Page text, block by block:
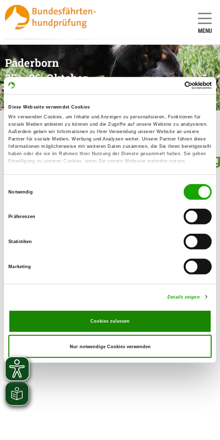
Diese Webseite verwendet Cookies
Wir verwenden Cookies, um Inhalte und Anzeigen zu personalisieren, Funktionen für
soziale Medien anbieten zu können und die Zugriffe auf unsere Website zu analysieren.
Außerdem geben wir Informationen zu Ihrer Verwendung unserer Website an unsere
Partner für soziale Medien, Werbung und Analysen weiter. Unsere Partner führen diese
Informationen möglicherweise mit weiteren Daten zusammen, die Sie ihnen bereitgestellt
haben oder die sie im Rahmen Ihrer Nutzung der Dienste gesammelt haben. Sie geben
Einwilligung zu unseren Cookies, wenn Sie unsere Webseite weiterhin nutzen.
Notwendig
Präferenzen
Statistiken
Marketing
Details zeigen
Cookies zulassen
Nur notwendige Cookies verwenden
MENU
Paderborn
25. - 26. Oktober
2025